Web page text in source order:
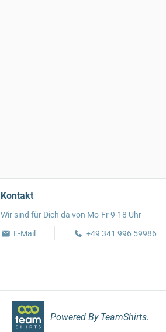
Kontakt
Wir sind für Dich da von Mo-Fr 9-18 Uhr
E-Mail
+49 341 996 59986
Powered By TeamShirts.